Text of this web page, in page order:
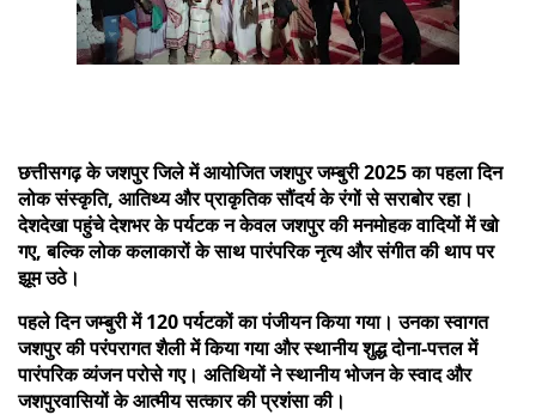
छत्तीसगढ़ के जशपुर जिले में आयोजित जशपुर जम्बुरी 2025 का पहला दिन
लोक संस्कृति, आतिथ्य और प्राकृतिक सौंदर्य के रंगों से सराबोर रहा।
देशदेखा पहुंचे देशभर के पर्यटक न केवल जशपुर की मनमोहक वादियों में खो
गए, बल्कि लोक कलाकारों के साथ पारंपरिक नृत्य और संगीत की थाप पर
झूम उठे।
पहले दिन जम्बुरी में 120 पर्यटकों का पंजीयन किया गया। उनका स्वागत
जशपुर की परंपरागत शैली में किया गया और स्थानीय शुद्ध दोना-पत्तल में
पारंपरिक व्यंजन परोसे गए। अतिथियों ने स्थानीय भोजन के स्वाद और
जशपुरवासियों के आत्मीय सत्कार की प्रशंसा की।